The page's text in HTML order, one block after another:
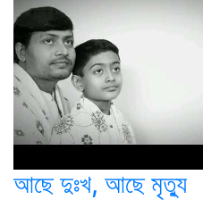
আছে দুঃখ, আছে মৃত্যু